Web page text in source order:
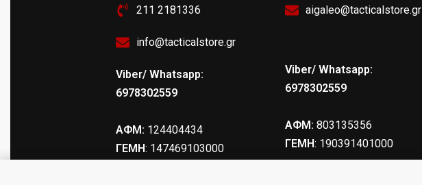
211 2181336
info@tacticalstore.gr
Viber/ Whatsapp:
6978302559
ΑΦΜ: 124404434
ΓΕΜΗ: 147469103000
aigaleo@tacticalstore.gr
Viber/ Whatsapp:
6978302559
ΑΦΜ: 803135356
ΓΕΜΗ: 190391401000